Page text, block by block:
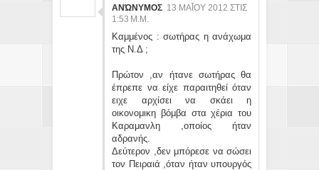
ΑΝΏΝΥΜΟΣ 13 ΜΑΪ́ΟΥ 2012 ΣΤΙΣ 1:
53 Μ.Μ.
Καμμένος : σωτήρας η ανάχωμα
της Ν.Δ ;
Πρώτον ,αν ήτανε σωτήρας θα
έπρεπε να είχε παραιτηθεί όταν
ειχε αρχίσει να σκάει η
οικονομικη βόμβα στα χέρια του
Καραμανλη ,οποίος ήταν
αδρανής.
Δεύτερον ,δεν μπόρεσε να σώσει
τον Πειραιά ,όταν ήταν υπουργός